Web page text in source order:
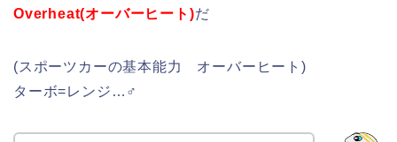
Overheat(オーバーヒート)だ
(スポーツカーの基本能力 オーバーヒート)
ターボ=レンジ…♂